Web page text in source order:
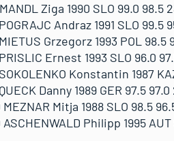
Ziga 1990 SLO 99.0 98.5
Andraz 1991 SLO 99.5
Grzegorz 1993 POL 98.5
Ernest 1993 SLO 96.0
Konstantin 1987
Danny 1989 GER 97.5
MEZNAR Mitja 1988 SLO 98.5
ASCHENWALD Philipp 1995